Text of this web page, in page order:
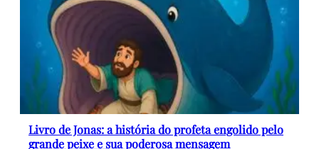
Livro de Jonas: a história do profeta engolido pelo
grande peixe e sua poderosa mensagem